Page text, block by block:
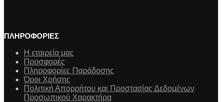
ΠΛΗΡΟΦΟΡΙΕΣ
Η εταιρεία μας
Προσφορές
Πληροφορίες Παράδοσης
Όροι Χρήσης
Πολιτική Απορρήτου και Προστασίας Δεδομένων
Προσωπικού Χαρακτήρα